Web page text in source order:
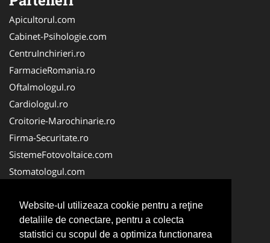
Website-ul utilizeaza cookie pentru a reţine
detaliile de conectare, pentru a colecta
statistici cu scopul de a optimiza functionarea
Apicultorul.com
Cabinet-Psihologie.com
CentruInchirieri.ro
FarmacieRomania.ro
Oftalmologul.ro
Cardiologul.ro
Croitorie-Marochinarie.ro
Firma-Securitate.ro
SistemeFotovoltaice.com
Stomatologul.com
Birouri-Cadastru.ro
Cabinet-Individual.ro
CramaVinuri.ro